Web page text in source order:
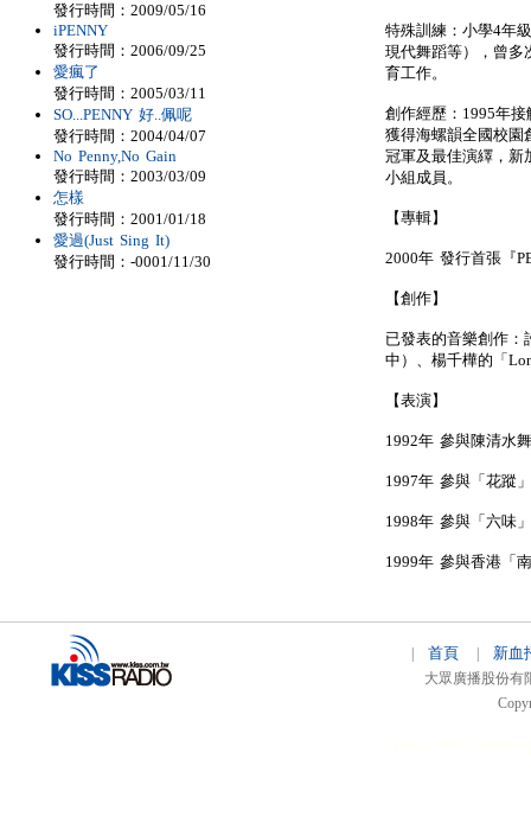
特殊訓練：小學4年
現代舞蹈等），曾多
育工作。
創作經歷：1995年
獲得海螺韻全國校園
冠軍及最佳演繹，新
小組成員。
【專輯】
2000年 發行首張『
【創作】
已發表的音樂創作：
中）、楊千樺的「
【表演】
1992年 參與陳清水
1997年 參與「花蹤
1998年 參與「六味
1999年 參與香港「
發行時間：2009/05/16
iPENNY
發行時間：2006/09/25
愛瘋了
發行時間：2005/03/11
SO...PENNY 好..佩呢
發行時間：2004/04/07
No Penny,No Gain
發行時間：2003/03/09
怎樣
發行時間：2001/01/18
愛過(Just Sing It)
發行時間：-0001/11/30
首頁 新血
大眾廣播股份有